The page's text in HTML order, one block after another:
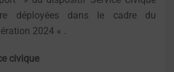
déployées dans le cadre du
2024 « .
civique